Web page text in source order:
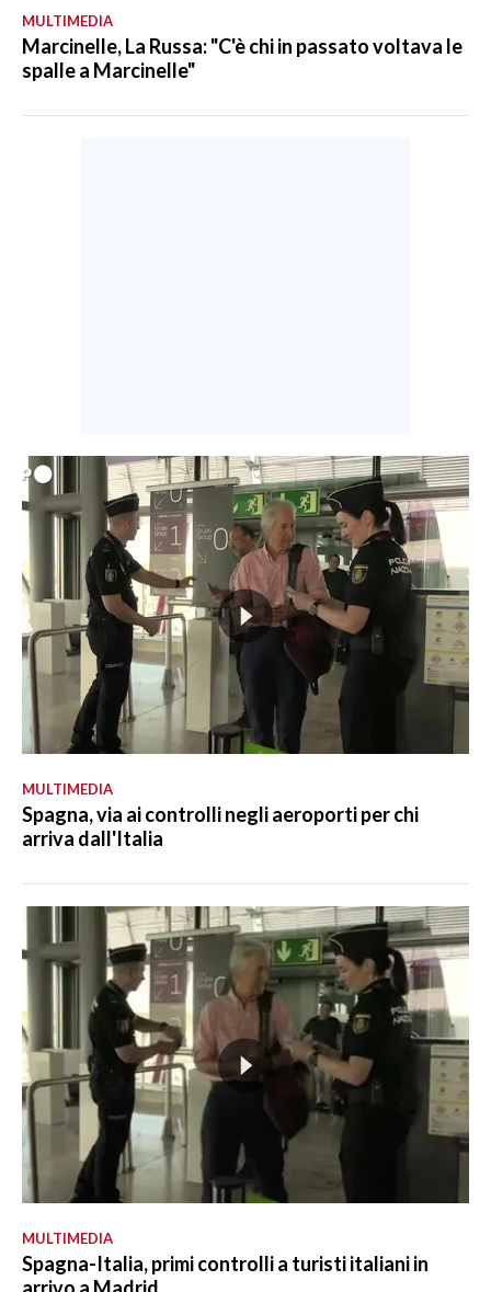
MULTIMEDIA
Marcinelle, La Russa: "C'è chi in passato voltava le
spalle a Marcinelle"
MULTIMEDIA
Spagna, via ai controlli negli aeroporti per chi
arriva dall'Italia
MULTIMEDIA
Spagna-Italia, primi controlli a turisti italiani in